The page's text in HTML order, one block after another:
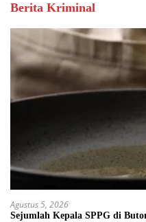
Berita Kriminal
Agustus 5, 2026
Sejumlah Kepala SPPG di